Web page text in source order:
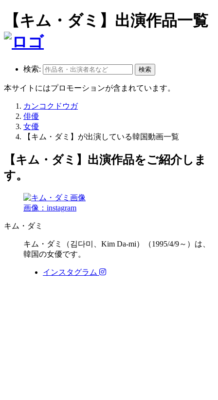
【キム・ダミ】出演作品一覧
検索:
本サイトにはプロモーションが含まれています。
カンコクドウガ
俳優
女優
【キム・ダミ】が出演している韓国動画一覧
【キム・ダミ】出演作品をご紹介しま
す。
画像：instagram
キム・ダミ
キム・ダミ（김다미、Kim Da-mi）（1995/4/9～）は、
韓国の女優です。
インスタグラム